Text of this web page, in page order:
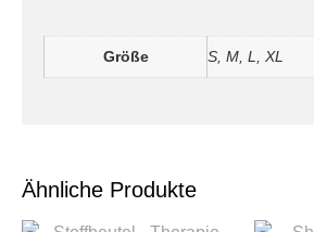
Ähnliche Produkte
Größe S, M, L, XL